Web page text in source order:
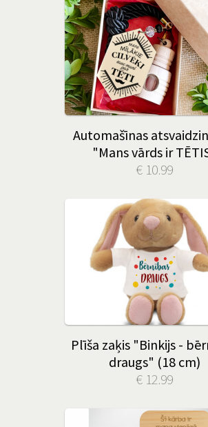
Automašīnas
"Mans vārds ir
€ 10.99
Plīša zaķis "Binkijs -
draugs" (18 cm)
€ 12.99